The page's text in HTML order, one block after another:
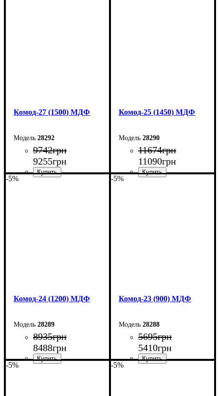
Комод-27 (1500) МДФ
28292
9742грн
9255грн
Комод-25 (1450) МДФ
28290
11674грн
11090грн
-5%
Комод-24 (1200) МДФ
28289
8935грн
8488грн
-5%
Комод-23 (900) МДФ
28288
5695грн
5410грн
-5% -5%